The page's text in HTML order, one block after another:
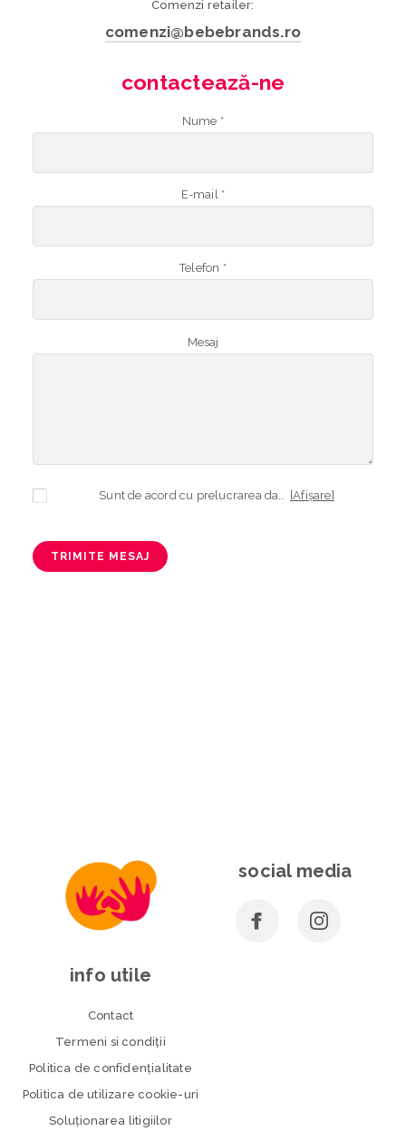
Comenzi retailer:
comenzi@bebebrands.ro
contactează-ne
Nume *
E-mail *
Telefon *
Mesaj
[Afișare]
TRIMITE MESAJ
social media
info utile
Contact
Termeni si condiţii
Politica de confidenţialitate
Politica de utilizare cookie-uri
Soluționarea litigiilor